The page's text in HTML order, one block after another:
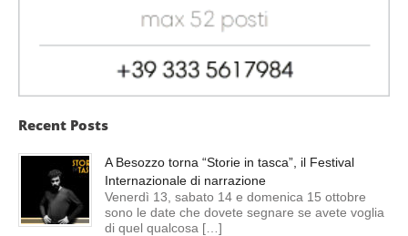
Recent Posts
A Besozzo torna “Storie in tasca”, il Festival
Internazionale di narrazione
Venerdì 13, sabato 14 e domenica 15 ottobre
sono le date che dovete segnare se avete voglia
di quel qualcosa […]